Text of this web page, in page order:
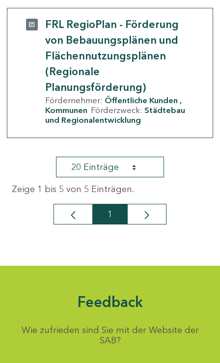
FRL RegioPlan - Förderung
von Bebauungsplänen und
Flächennutzungsplänen
(Regionale
Planungsförderung)
Fördernehmer: Öffentliche Kunden
Kommunen Förderzweck: Städtebau
und Regionalentwicklung
20 Einträge
Zeige 1 bis 5 von 5 Einträgen.
Seite
1
Feedback
Wie zufrieden sind Sie mit der Website der
SAB?